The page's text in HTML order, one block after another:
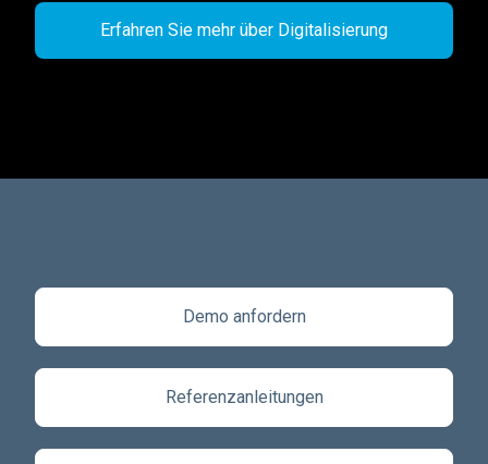
Erfahren Sie mehr über Digitalisierung
Demo anfordern
Referenzanleitungen